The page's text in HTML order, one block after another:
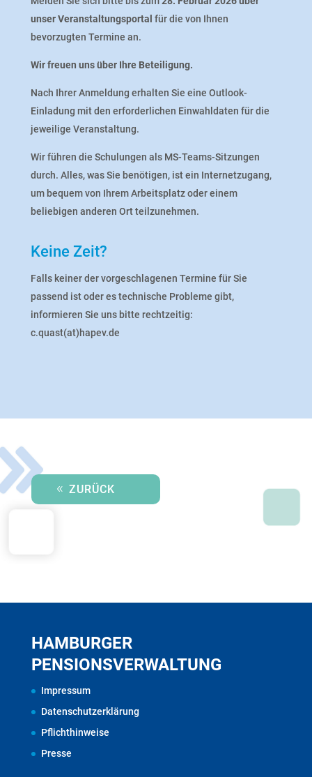
unser Veranstaltungsportal für die von Ihnen
bevorzugten Termine an.
Wir freuen uns über Ihre Beteiligung.
Nach Ihrer Anmeldung erhalten Sie eine Outlook-
Einladung mit den erforderlichen Einwahldaten für die
jeweilige Veranstaltung.
Wir führen die Schulungen als MS-Teams-Sitzungen
durch. Alles, was Sie benötigen, ist ein Internetzugang,
um bequem von Ihrem Arbeitsplatz oder einem
beliebigen anderen Ort teilzunehmen.
Keine Zeit?
Falls keiner der vorgeschlagenen Termine für Sie
passend ist oder es technische Probleme gibt,
informieren Sie uns bitte rechtzeitig:
c.quast(at)hapev.de
ZURÜCK
HAMBURGER
PENSIONSVERWALTUNG
Impressum
Datenschutzerklärung
Pflichthinweise
Presse